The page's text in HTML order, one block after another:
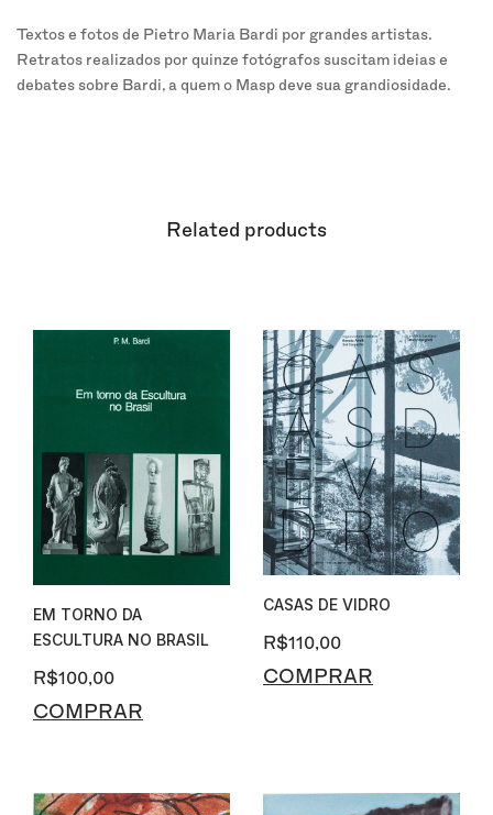
Textos e fotos de Pietro Maria Bardi por grandes artistas.
Retratos realizados por quinze fotógrafos suscitam ideias e
debates sobre Bardi, a quem o Masp deve sua grandiosidade.
Related products
EM TORNO DA
ESCULTURA NO BRASIL
R$100,00
COMPRAR
CASAS DE VIDRO
R$110,00
COMPRAR